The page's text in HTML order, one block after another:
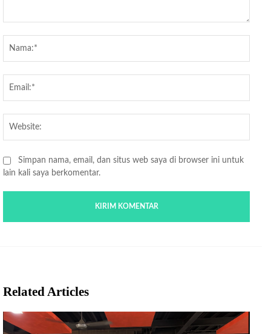
Simpan nama, email, dan situs web saya di browser ini untuk
lain kali saya berkomentar.
Related Articles